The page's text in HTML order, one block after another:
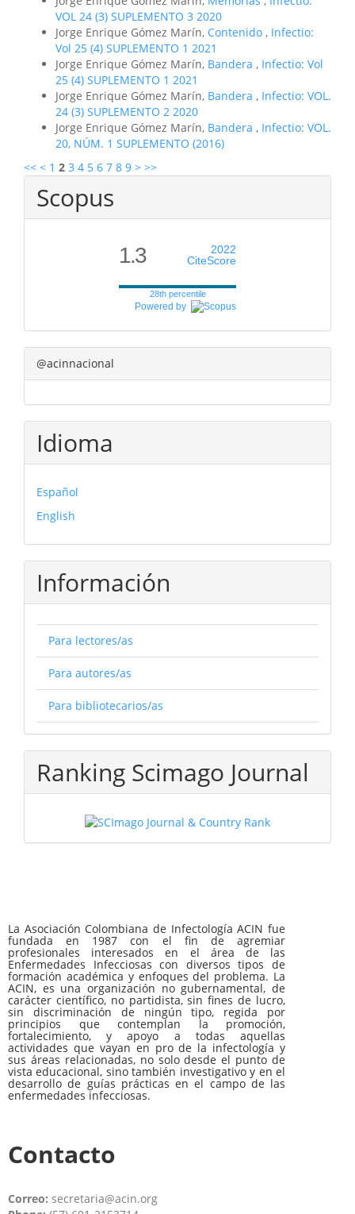
VOL 24 (3) SUPLEMENTO 3 2020
Jorge Enrique Gómez Marín, Contenido , Infectio:
Vol 25 (4) SUPLEMENTO 1 2021
Jorge Enrique Gómez Marín, Bandera , Infectio: Vol
25 (4) SUPLEMENTO 1 2021
Jorge Enrique Gómez Marín, Bandera , Infectio: VOL.
24 (3) SUPLEMENTO 2 2020
Jorge Enrique Gómez Marín, Bandera , Infectio: VOL.
20, NÚM. 1 SUPLEMENTO (2016)
<< < 1 2 3 4 5 6 7 8 9 > >>
Scopus
1.3
2022
CiteScore
28th percentile
Powered by
@acinnacional
Idioma
Español
English
Información
Para lectores/as
Para autores/as
Para bibliotecarios/as
Ranking Scimago Journal
La Asociación Colombiana de Infectología ACIN fue
fundada en 1987 con el fin de agremiar
profesionales interesados en el área de las
Enfermedades Infecciosas con diversos tipos de
formación académica y enfoques del problema. La
ACIN, es una organización no gubernamental, de
carácter científico, no partidista, sin fines de lucro,
sin discriminación de ningún tipo, regida por
principios que contemplan la promoción,
fortalecimiento, y apoyo a todas aquellas
actividades que vayan en pro de la infectología y
sus áreas relacionadas, no solo desde el punto de
vista educacional, sino también investigativo y en el
desarrollo de guías prácticas en el campo de las
enfermedades infecciosas.
Contacto
Correo: secretaria@acin.org